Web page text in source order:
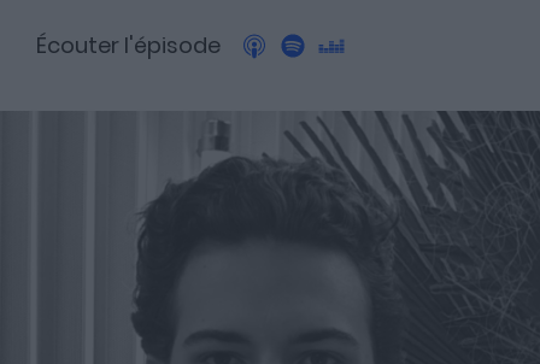
A propos
Fundora
Merci à notre partenaire !
Découvrez Fundora,
Écouter l'épisode